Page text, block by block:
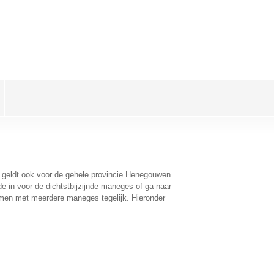
ook voor de gehele provincie Henegouwen
in voor de dichtstbijzijnde maneges of ga naar
met meerdere maneges tegelijk. Hieronder